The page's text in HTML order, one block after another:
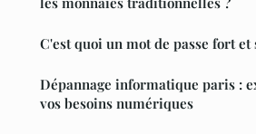
C'est quoi un mot de passe fort et
Dépannage informatique paris :
vos besoins numériques